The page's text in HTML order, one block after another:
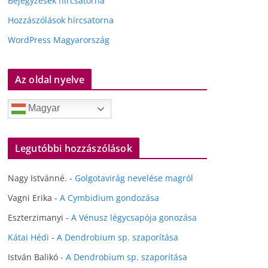
Hozzászólások hírcsatorna
WordPress Magyarország
Az oldal nyelve
Magyar
Legutóbbi hozzászólások
Nagy Istvánné. - Golgotavirág nevelése magról
Vagni Erika - A Cymbidium gondozása
Eszterzimanyi - A Vénusz légycsapója gonozása
Kátai Hédi - A Dendrobium sp. szaporítása
István Balikó - A Dendrobium sp. szaporítása